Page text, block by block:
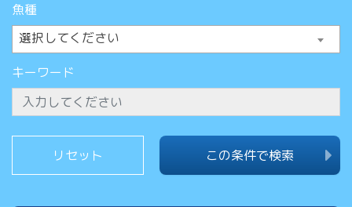
魚種
選択してください
キーワード
この条件で検索